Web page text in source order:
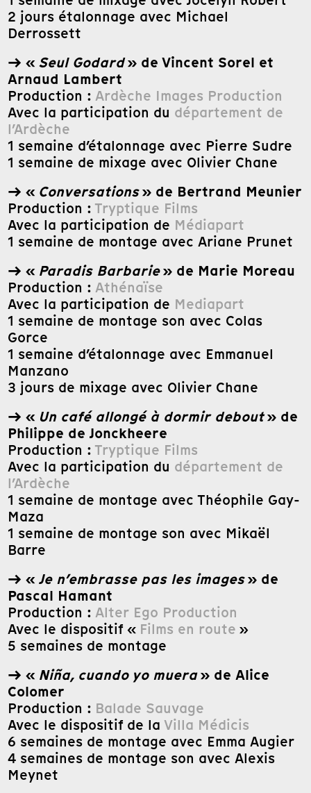
2 jours étalonnage avec Michael
Derrossett
→ « Seul Godard» de Vincent Sorel et
Arnaud Lambert
Production : Ardèche Images Production
Avec la participation du département de
l’Ardèche
1 semaine d’étalonnage avec Pierre Sudre
1 semaine de mixage avec Olivier Chane
→ « Conversations» de Bertrand Meunier
Production : Tryptique Films
Avec la participation de Médiapart
1 semaine de montage avec Ariane Prunet
→ « Paradis Barbarie» de Marie Moreau
Production : Athénaïse
Avec la participation de Mediapart
1 semaine de montage son avec Colas
Gorce
1 semaine d’étalonnage avec Emmanuel
Manzano
3 jours de mixage avec Olivier Chane
→ « Un café allongé à dormir debout» de
Philippe de Jonckheere
Production : Tryptique Films
Avec la participation du département de
l’Ardèche
1 semaine de montage avec Théophile Gay-
Maza
1 semaine de montage son avec Mikaël
Barre
→ « Je n’embrasse pas les images» de
Pascal Hamant
Production : Alter Ego Production
Avec le dispositif « Films en route »
5 semaines de montage
→ « Niña, cuando yo muera» de Alice
Colomer
Production : Balade Sauvage
Avec le dispositif de la Villa Médicis
6 semaines de montage avec Emma Augier
4 semaines de montage son avec Alexis
Meynet